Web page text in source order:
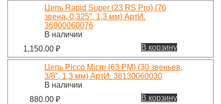
Цепь Rapid Super (23 RS Pro) (76
звена, 0,325″, 1,3 мм) АртИ.
36900060076
В наличии
1,150.00 ₽ В корзину
Цепь Picco Micro (63 PM) (30 звеньев,
3/8″, 1,3 мм) АртИ. 36130060030
В наличии
880.00 ₽ В корзину